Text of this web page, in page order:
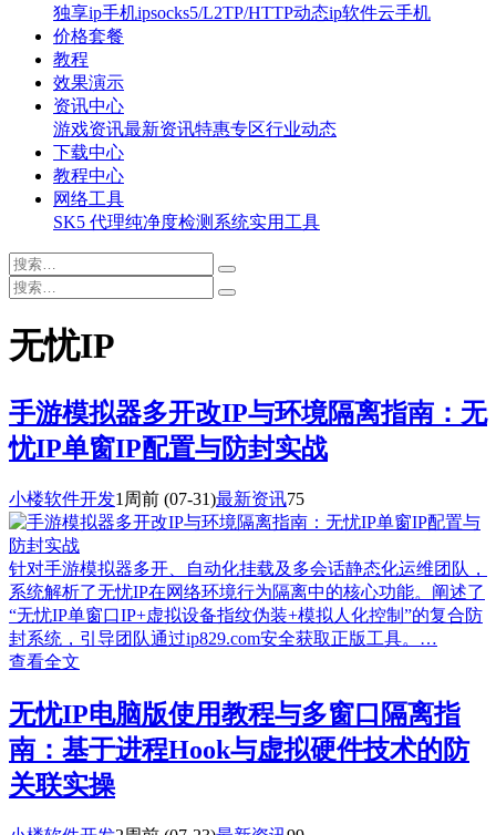
独享ip手机ipsocks5/L2TP/HTTP动态ip软件云手机
价格套餐
教程
效果演示
资讯中心
游戏资讯最新资讯特惠专区行业动态
下载中心
教程中心
网络工具
SK5 代理纯净度检测系统实用工具
无忧IP
手游模拟器多开改IP与环境隔离指南：无
忧IP单窗IP配置与防封实战
小楼软件开发1周前 (07-31)最新资讯75
针对手游模拟器多开、自动化挂载及多会话静态化运维团队，
系统解析了无忧IP在网络环境行为隔离中的核心功能。阐述了
“无忧IP单窗口IP+虚拟设备指纹伪装+模拟人化控制”的复合防
封系统，引导团队通过ip829.com安全获取正版工具。…
查看全文
无忧IP电脑版使用教程与多窗口隔离指
南：基于进程Hook与虚拟硬件技术的防
关联实操